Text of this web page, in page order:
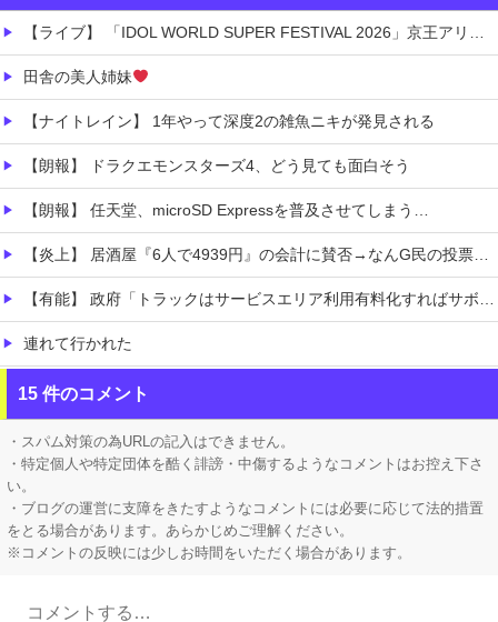
【ライブ】 「IDOL WORLD SUPER FESTIVAL 2026」京王アリーナTOKYO開催決定
田舎の美人姉妹
【ナイトレイン】 1年やって深度2の雑魚ニキが発見される
【朗報】 ドラクエモンスターズ4、どう見ても面白そう
【朗報】 任天堂、microSD Expressを普及させてしまう…
【炎上】 居酒屋『6人で4939円』の会計に賛否→なんG民の投票結果が笑えるｗｗｗ
【有能】 政府「トラックはサービスエリア利用有料化すればサボらず走るし流問題解決じゃね？」
連れて行かれた
【ホロライブ】 Youtubeの謎のイベント？
【にじさんじ】 夜見さん、自分を再現したコスプレに興奮【コスサミ2026】
15 件のコメント
・スパム対策の為URLの記入はできません。
・特定個人や特定団体を酷く誹謗・中傷するようなコメントはお控え下さ
い。
・ブログの運営に支障をきたすようなコメントには必要に応じて法的措置
をとる場合があります。あらかじめご理解ください。
※コメントの反映には少しお時間をいただく場合があります。